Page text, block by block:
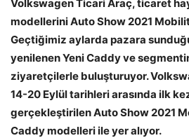
Volkswagen Ticari Araç, ticaret
modellerini Auto Show 2021
Geçtiğimiz aylarda pazara
yenilenen Yeni Caddy ve
ziyaretçilerle buluşturuyor.
14-20 Eylül tarihleri arasında ilk
gerçekleştirilen Auto Show 2021
Caddy modelleri ile yer alıyor.